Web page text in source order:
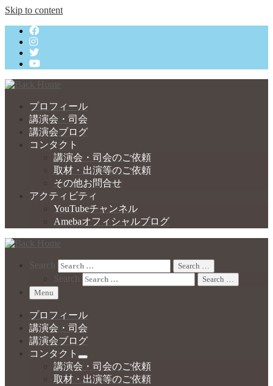
Skip to content
プロフィール
講演会・司会
講演会ブログ
コンタクト
講演会・司会のご依頼
取材・出演等のご依頼
その他お問合せ
アクティビティ
YouTubeチャンネル
Amebaオフィシャルブログ
Search Search …
Search
Search …
Menu
プロフィール
講演会・司会
講演会ブログ
コンタクト
講演会・司会のご依頼
取材・出演等のご依頼